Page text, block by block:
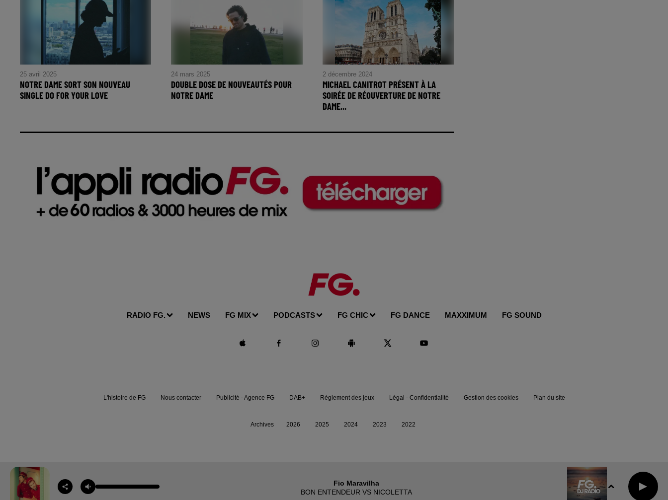
25 avril 2025
NOTRE DAME SORT SON NOUVEAU
SINGLE DO FOR YOUR LOVE
24 mars 2025
DOUBLE DOSE DE NOUVEAUTÉS POUR
NOTRE DAME
2 décembre 2024
MICHAEL CANITROT PRÉSENT À LA
SOIRÉE DE RÉOUVERTURE DE NOTRE
DAME...
RADIO FG. NEWS FG MIX PODCASTS FG CHIC FG DANCE MAXXIMUM FG SOUND
Fio Maravilha
BON ENTENDEUR VS NICOLETTA
L'histoire de FG Nous contacter Publicité - Agence FG DAB+ Règlement des jeux Légal - Confidentialité Gestion des cookies Plan du site
Archives 2026 2025 2024 2023 2022